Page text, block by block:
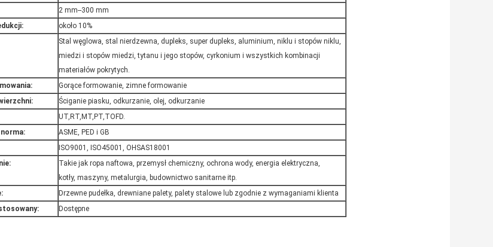
2 mm--300 mm
około 10%
Stal węglowa, stal nierdzewna, dupleks, super dupleks, aluminium, niklu i stopów niklu,
miedzi i stopów miedzi, tytanu i jego stopów, cyrkonium i wszystkich kombinacji
materiałów pokrytych.
Gorące formowanie, zimne formowanie
Ściganie piasku, odkurzanie, olej, odkurzanie
UT,RT,MT,PT,TOFD.
ASME, PED i GB
ISO9001, ISO45001, OHSAS18001
Takie jak ropa naftowa, przemysł chemiczny, ochrona wody, energia elektryczna,
kotły, maszyny, metalurgia, budownictwo sanitarne itp.
Drzewne pudełka, drewniane palety, palety stalowe lub zgodnie z wymaganiami klienta
Dostępne